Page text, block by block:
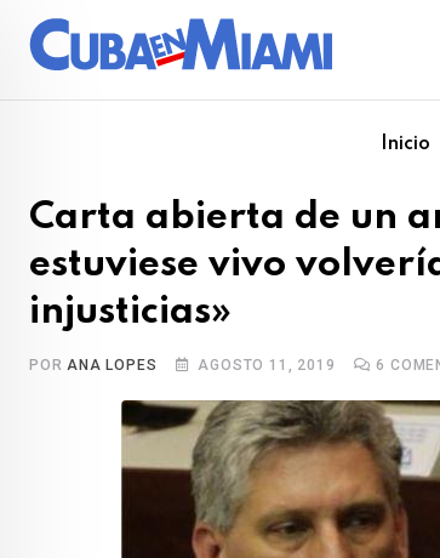
Inicio
Carta abierta de un
estuviese vivo
injusticias»
PORANA LOPES AGOSTO 11, 2019 6